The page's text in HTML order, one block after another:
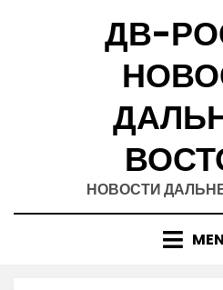
ДВ-
НОВОСТИ